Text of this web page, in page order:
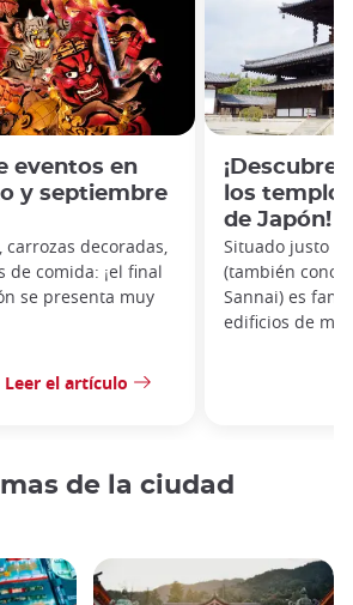
eventos en
y septiembre
carrozas decoradas,
de comida: ¡el final
se presenta muy
Leer el artículo
¡Descubre
los
de Japón!
Situado justo
(también
Sannai) es
edificios de
de la ciudad